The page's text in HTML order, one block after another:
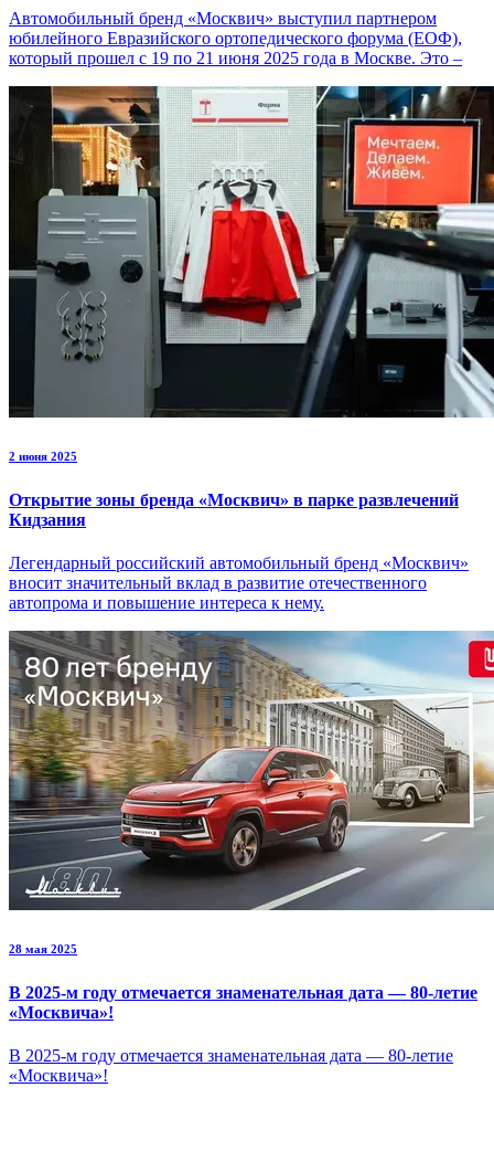
Автомобильный бренд «Москвич» выступил партнером
юбилейного Евразийского ортопедического форума (ЕОФ),
который прошел с 19 по 21 июня 2025 года в Москве. Это –
2 июня 2025
Открытие зоны бренда «Москвич» в парке развлечений
Кидзания
Легендарный российский автомобильный бренд «Москвич»
вносит значительный вклад в развитие отечественного
автопрома и повышение интереса к нему.
28 мая 2025
В 2025-м году отмечается знаменательная дата — 80-летие
«Москвича»!
В 2025-м году отмечается знаменательная дата — 80-летие
«Москвича»!